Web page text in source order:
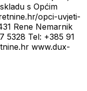
s Općim
opci-uvjeti-
Rene Nemarnik
5328 Tel: +385 91
www.dux-